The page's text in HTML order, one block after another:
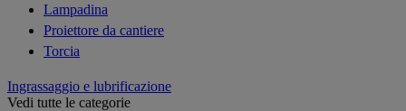
Lampadina
Proiettore da cantiere
Torcia
Ingrassaggio e lubrificazione
Vedi tutte le categorie